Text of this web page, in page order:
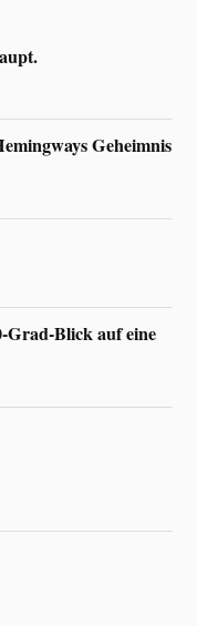
Geheimnis
Blick auf eine